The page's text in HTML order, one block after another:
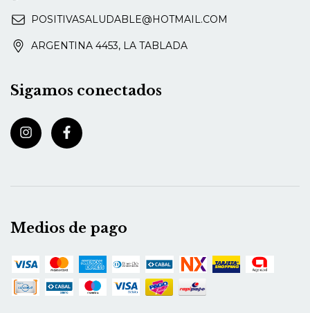
POSITIVASALUDABLE@HOTMAIL.COM
ARGENTINA 4453, LA TABLADA
Sigamos conectados
Medios de pago